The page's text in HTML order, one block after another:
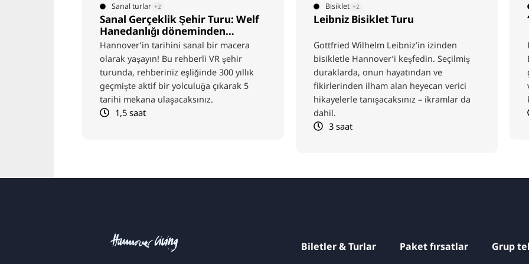
Bisiklet +2
Leibniz Bisiklet Turu
Gottfried Wilhelm Leibniz’in izinden
bisikletle Hannover’i keşfedin. Seçilmiş
duraklarda, onun hayatından ve
fikirlerinden ilham alan heyecan verici
hikayelerle tanışacaksınız – ikramlar da
dahil.
Bisiklet +2
“Sportif Hannover” bisiklet turu”
Hannover'in spor dünyasında dolaşın:
Bundesliga'dan trend sporlara kadar
geleneksel kulüpleri, modern arenaları
ve heyecan verici spor hikayelerini
keşfedin.
3,5 saat
Biletler & Turlar Paket fırsatlar Grup